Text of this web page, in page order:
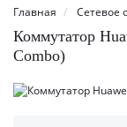
Главная Сетевое
Коммутатор
Combo)